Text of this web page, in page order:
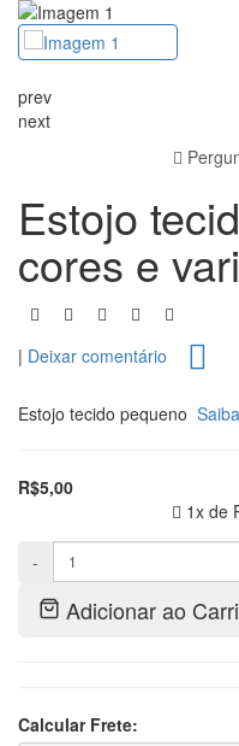
prev
next
Estojo
cores e
| Deixar comentário
Estojo tecido pequeno
R$5,00
1x de
-
Adicionar ao
Calcular Frete: